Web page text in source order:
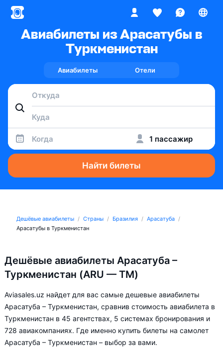
Авиабилеты из Арасатубы в
Туркменистан
Авиабилеты Отели
Когда 1 пассажир
Найти билеты
Дешёвые авиабилеты Страны Бразилия
Арасатуба
Арасатубы в Туркменистан
Дешёвые авиабилеты Арасатуба –
Туркменистан (ARU — TM)
Aviasales.uz найдет для вас самые дешевые авиабилеты
Арасатуба – Туркменистан, сравнив стоимость авиабилета в
Туркменистан в 45 агентствах, 5 системах бронирования и
728 авиакомпаниях. Где именно купить билеты на самолет
Арасатуба – Туркменистан – выбор за вами.